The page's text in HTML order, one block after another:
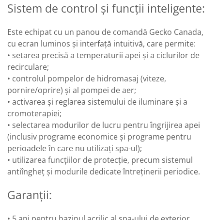
Sistem de control și funcții inteligente:
Este echipat cu un panou de comandă Gecko Canada,
cu ecran luminos și interfață intuitivă, care permite:
• setarea precisă a temperaturii apei și a ciclurilor de
recirculare;
• controlul pompelor de hidromasaj (viteze,
pornire/oprire) și al pompei de aer;
• activarea și reglarea sistemului de iluminare și a
cromoterapiei;
• selectarea modurilor de lucru pentru îngrijirea apei
(inclusiv programe economice și programe pentru
perioadele în care nu utilizați spa-ul);
• utilizarea funcțiilor de protecție, precum sistemul
antiîngheț și modurile dedicate întreținerii periodice.
Garanții: